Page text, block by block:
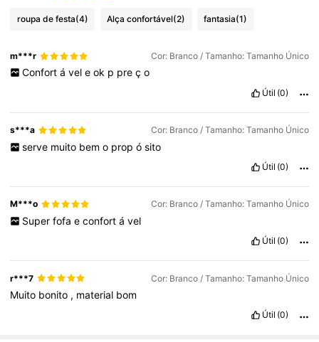
roupa de festa(4) Alça confortável(2) fantasia(1)
m***r Cor: Branco / Tamanho: Tamanho Único
Confort á vel e ok p pre ç o
Útil (0)
s***a Cor: Branco / Tamanho: Tamanho Único
serve muito bem o prop ó sito
Útil (0)
M***o Cor: Branco / Tamanho: Tamanho Único
Super fofa e confort á vel
Útil (0)
r***7 Cor: Branco / Tamanho: Tamanho Único
Muito bonito , material bom
Útil (0)